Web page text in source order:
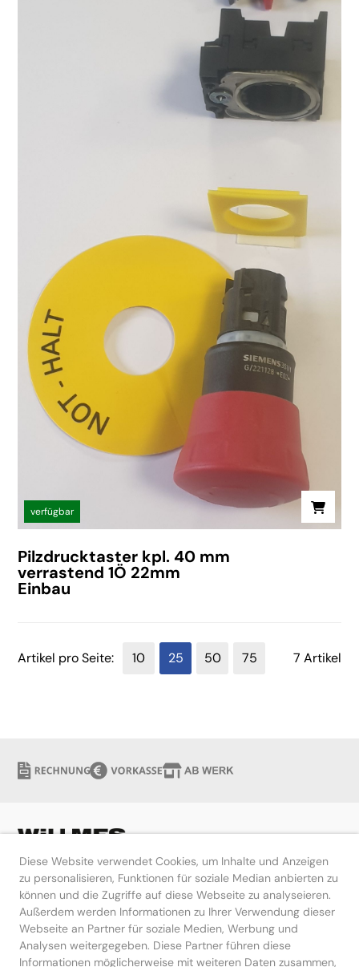
Diese Website verwendet Cookies, um Inhalte und Anzeigen
zu personalisieren, Funktionen für soziale Median anbierten zu
können und die Zugriffe auf diese Webseite zu analyseieren.
Außerdem werden Informationen zu Ihrer Verwendung dieser
Webseite an Partner für soziale Medien, Werbung und
Analysen weitergegeben. Diese Partner führen diese
Informationen möglicherweise mit weiteren Daten zusammen,
verfügbar
Pilzdrucktaster kpl. 40 mm
verrastend 1Ö 22mm
Einbau
7 Artikel
Artikel pro Seite: 10 25 50 75
Hilfe
Kontakt